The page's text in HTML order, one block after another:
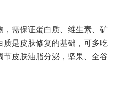
，需保证蛋白质、维生素、矿
质是皮肤修复的基础，可多吃
节皮肤油脂分泌，坚果、全谷